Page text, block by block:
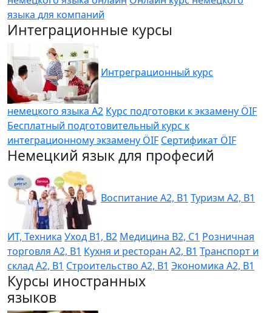
языка для компаний
Интеграционные курсы
Интреграционный курс
немецкого языка A2 Курс подготовки к экзамену ÖIF
Бесплатный подготовительный курс к
интеграционному экзамену ÖIF Сертификат ÖIF
Немецкий язык для професий
Воспитание A2, B1 Туризм A2, B1
ИТ, Техника Уход B1, B2 Медицина B2, C1 Розничная
торговля A2, B1 Кухня и ресторан A2, B1 Транспорт и
склад A2, B1 Строительство A2, B1 Экономика A2, B1
Курсы иностранных
языков